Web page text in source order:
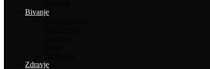
Bivanje
Zdravje